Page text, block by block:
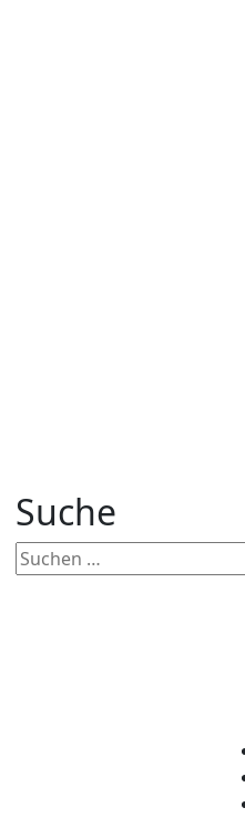
Suche
Suchen
nach: